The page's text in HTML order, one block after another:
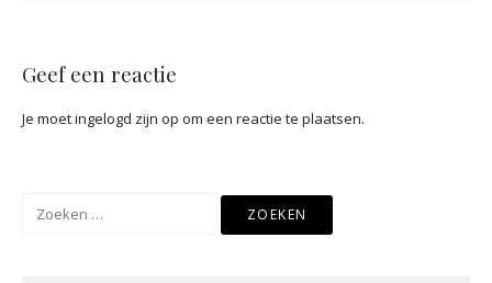
Geef een reactie
Je moetingelogd zijn op om een reactie te plaatsen.
Zoeken